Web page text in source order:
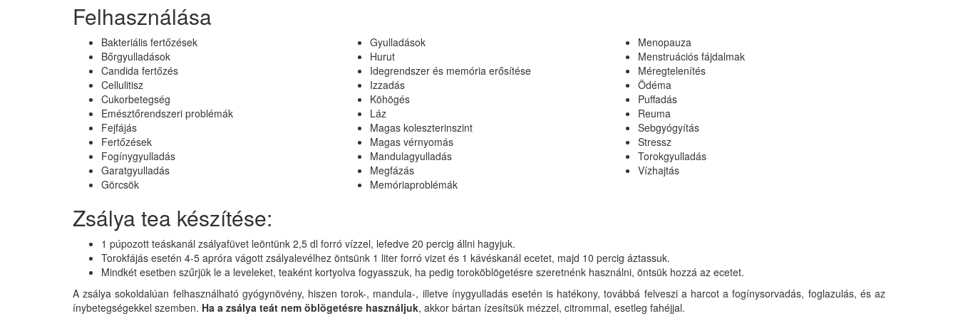
Felhasználása
Bakteriális fertőzések
Bőrgyulladások
Candida fertőzés
Cellulitisz
Cukorbetegség
Emésztőrendszeri problémák
Fejfájás
Fertőzések
Fogínygyulladás
Garatgyulladás
Görcsök
Gyulladások
Hurut
Idegrendszer és memória erősítése
Izzadás
Köhögés
Láz
Magas koleszterinszint
Magas vérnyomás
Mandulagyulladás
Megfázás
Memóriaproblémák
Menopauza
Menstruációs fájdalmak
Méregtelenítés
Ödéma
Puffadás
Reuma
Sebgyógyítás
Stressz
Torokgyulladás
Vízhajtás
Zsálya tea készítése:
1 púpozott teáskanál zsályafüvet leöntünk 2,5 dl forró vízzel, lefedve 20 percig állni hagyjuk.
Torokfájás esetén 4-5 apróra vágott zsályalevélhez öntsünk 1 liter forró vizet és 1 kávéskanál ecetet, majd 10 percig áztassuk.
Mindkét esetben szűrjük le a leveleket, teaként kortyolva fogyasszuk, ha pedig toroköblögetésre szeretnénk használni, öntsük hozzá az ecetet.
A zsálya sokoldalúan felhasználható gyógynövény, hiszen torok-, mandula-, illetve ínygyulladás esetén is hatékony, továbbá felveszi a harcot a fogínysorvadás, foglazulás, és az
ínybetegségekkel szemben. Ha a zsálya teát nem öblögetésre használjuk, akkor bártan ízesítsük mézzel, citrommal, esetleg fahéjjal.